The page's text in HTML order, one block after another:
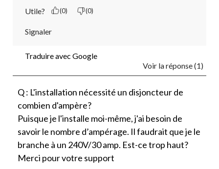
Utile? (0) (0)
Signaler
Traduire avec Google
Voir la réponse (1)
Q : L'installation nécessité un disjoncteur de
combien d'ampère?
Puisque je l'installe moi-même, j'ai besoin de
savoir le nombre d’ampérage. Il faudrait que je le
branche à un 240V/30 amp. Est-ce trop haut?
Merci pour votre support